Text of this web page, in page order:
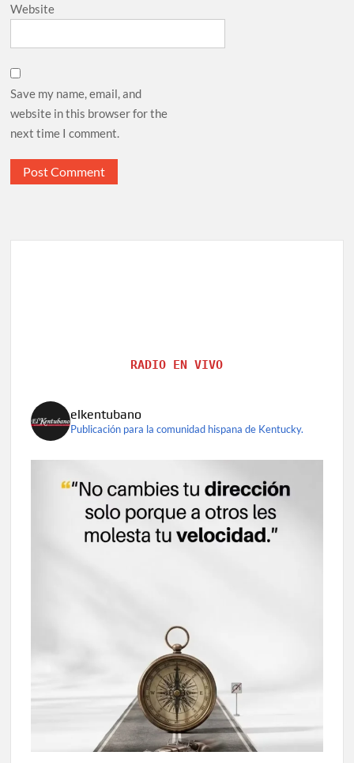
Website
Save my name, email, and
website in this browser for the
next time I comment.
RADIO EN VIVO
elkentubano
Publicación para la comunidad hispana de Kentucky.